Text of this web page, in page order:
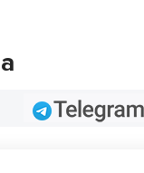
Telegram